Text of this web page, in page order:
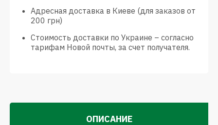
Адресная доставка в Киеве (для заказов от
200 грн)
Стоимость доставки по Украине – согласно
тарифам Новой почты, за счет получателя.
ОПИСАНИЕ